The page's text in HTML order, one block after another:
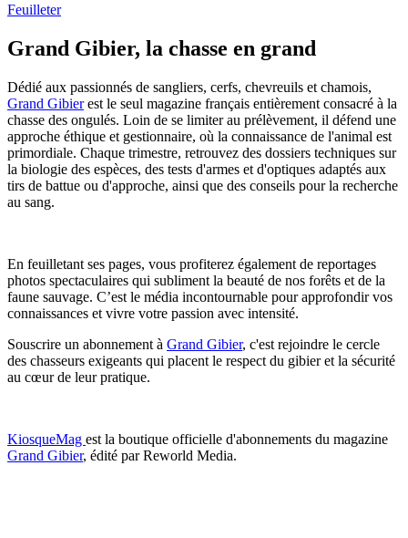
Feuilleter
Grand Gibier, la chasse en grand
Dédié aux passionnés de sangliers, cerfs, chevreuils et chamois,
Grand Gibierest le seul magazine français entièrement consacré à la
chasse des ongulés. Loin de se limiter au prélèvement, il défend une
approche éthique et gestionnaire, où la connaissance de l'animal est
primordiale. Chaque trimestre, retrouvez des dossiers techniques sur
la biologie des espèces, des tests d'armes et d'optiques adaptés aux
tirs de battue ou d'approche, ainsi que des conseils pour la recherche
au sang.
En feuilletant ses pages, vous profiterez également de reportages
photos spectaculaires qui subliment la beauté de nos forêts et de la
faune sauvage. C’est le média incontournable pour approfondir vos
connaissances et vivre votre passion avec intensité.
Souscrire un abonnement à Grand Gibier, c'est rejoindre le cercle
des chasseurs exigeants qui placent le respect du gibier et la sécurité
au cœur de leur pratique.
KiosqueMag est la boutique officielle d'abonnements du magazine
Grand Gibier, édité par Reworld Media.